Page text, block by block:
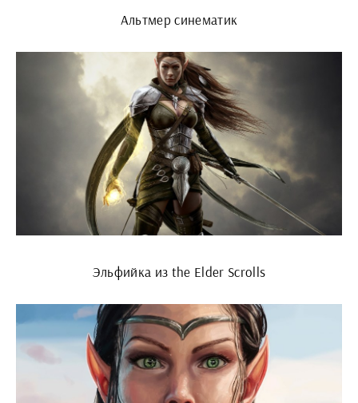
Альтмер синематик
Эльфийка из the Elder Scrolls